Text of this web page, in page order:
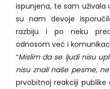
ispunjena, te sam uživala
su nam devoje
razbiju i po neku
odnosom već i
“Mislim da se ljudi nisu
nisu znali naše pesme,
prvobitnoj reakciji